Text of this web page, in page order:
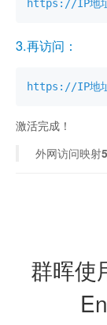
https://IP地
3.再访问：
https://IP地
激活完成！
外网访问映射
群晖使